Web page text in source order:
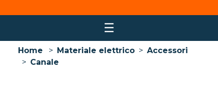
☰
Home > Materiale elettrico > Accessori
> Canale